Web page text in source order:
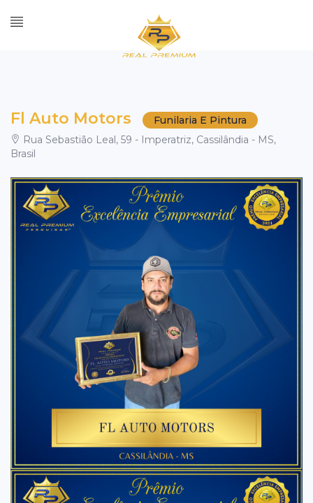
Fl Auto Motors
Funilaria E Pintura
Rua Sebastião Leal, 59 - Imperatriz, Cassilândia - MS,
Brasil